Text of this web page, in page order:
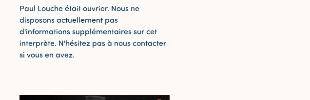
Paul Louche était ouvrier. Nous ne
disposons actuellement pas
d'informations supplémentaires sur cet
interprète. N'hésitez pas à nous contacter
si vous en avez.